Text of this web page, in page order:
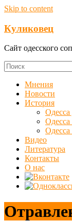
Skip to content
Куликовец
Сайт одесского
Мнения
Новости
История
Одесса
Одесса
Видео
Литература
Контакты
О нас